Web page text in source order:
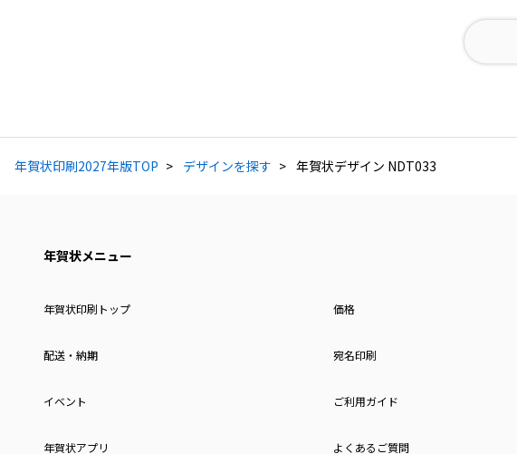
年賀状印刷2027年版TOP デザインを探す 年賀状デザイン NDT033
年賀状メニュー
年賀状印刷トップ 価格
配送・納期 宛名印刷
イベント ご利用ガイド
年賀状アプリ よくあるご質問